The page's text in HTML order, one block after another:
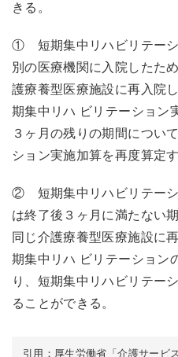
きる。
① 短期集中リハビリテーシ
別の医療機関に入院したた
護療養型医療施設に再入院
期集中リハ ビリテーション
３ヶ月の残りの期間につい
ション実施加算を再度算定
② 短期集中リハビリテーシ
は終了後３ヶ月に満たない
同じ介護療養型医療施設に
期集中リハ ビリテーション
り、短期集中リハビリテー
ることができる。
引用：厚生労働省「介護サービ